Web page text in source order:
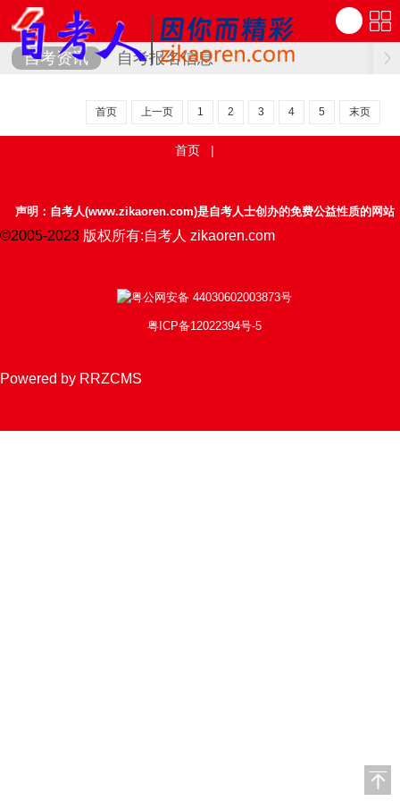
自考资讯 自考报名信息
首页 上一页 1 2 3 4 5 末页
首页 |
声明：自考人(www.zikaoren.com)是自考人士创办的免费公益性质的网站
©2005-2023 版权所有:自考人 zikaoren.com
粤公网安备 44030602003873号
粤ICP备12022394号-5
Powered by RRZCMS